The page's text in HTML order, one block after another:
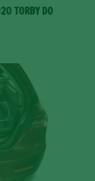
TORBY DO